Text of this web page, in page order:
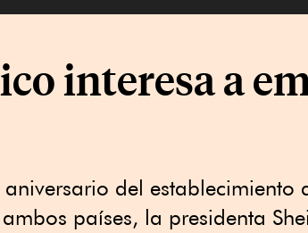
interesa a
del establecimiento
países, la presidenta